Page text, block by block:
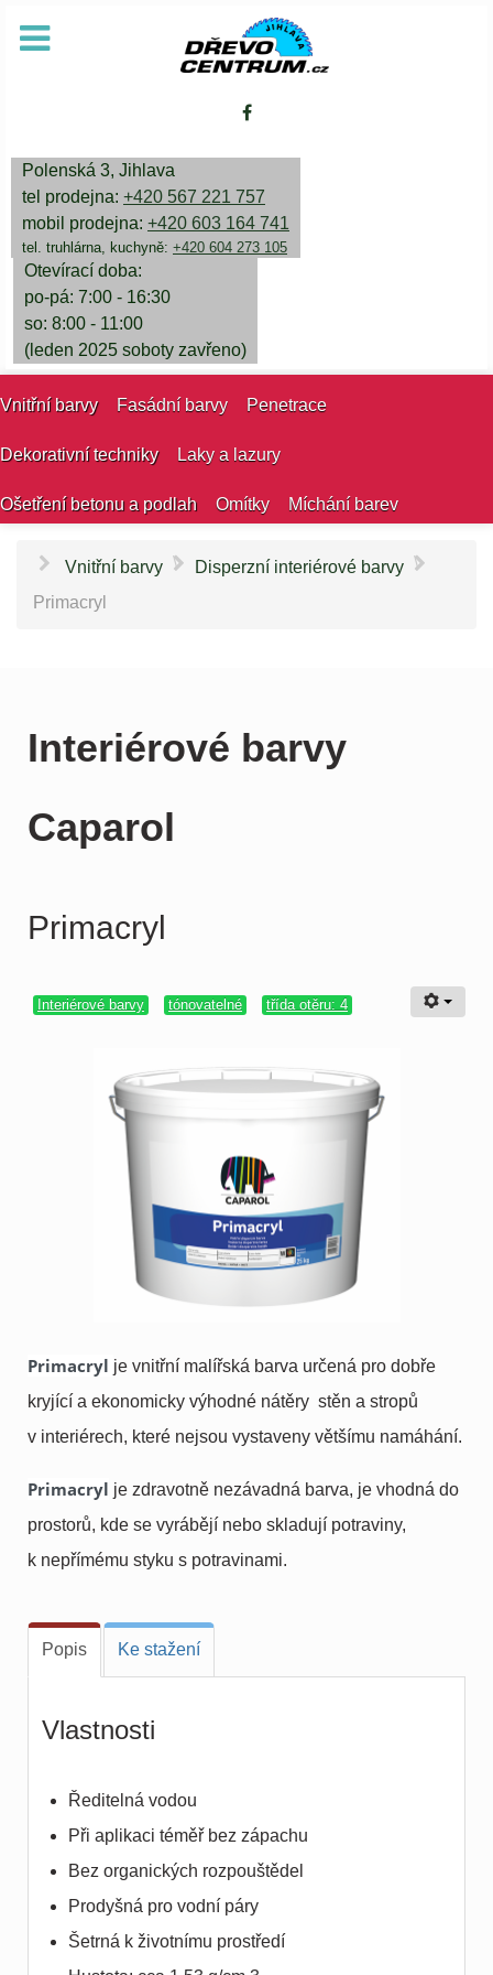
Polenská 3, Jihlava
tel prodejna: +420 567 221 757
mobil prodejna: +420 603 164 741
tel. truhlárna, kuchyně: +420 604 273 105
Otevírací doba:
po-pá: 7:00 - 16:30
so: 8:00 - 11:00
(leden 2025 soboty zavřeno)
Vnitřní barvy Fasádní barvy Penetrace
Dekorativní techniky Laky a lazury
Ošetření betonu a podlah Omítky Míchání barev
Vnitřní barvy \ Disperzní interiérové barvy \
Primacryl
Interiérové barvy
Caparol
Primacryl
Interiérové barvy tónovatelné třída otěru: 4
Primacryl je vnitřní malířská barva určená pro dobře
kryjící a ekonomicky výhodné nátěry stěn a stropů
v interiérech, které nejsou vystaveny většímu namáhání.
Primacryl je zdravotně nezávadná barva, je vhodná do
prostorů, kde se vyrábějí nebo skladují potraviny,
k nepřímému styku s potravinami.
Popis Ke stažení
Vlastnosti
Ředitelná vodou
Při aplikaci téměř bez zápachu
Bez organických rozpouštědel
Prodyšná pro vodní páry
Šetrná k životnímu prostředí